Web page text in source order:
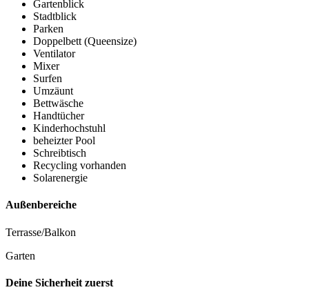
Gartenblick
Stadtblick
Parken
Doppelbett (Queensize)
Ventilator
Mixer
Surfen
Umzäunt
Bettwäsche
Handtücher
Kinderhochstuhl
beheizter Pool
Schreibtisch
Recycling vorhanden
Solarenergie
Außenbereiche
Terrasse/Balkon
Garten
Deine Sicherheit zuerst